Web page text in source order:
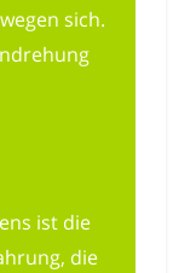
sich.
ist die
die